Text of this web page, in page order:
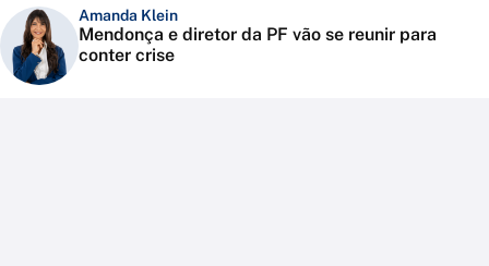
Amanda Klein
Mendonça e diretor da PF vão se reunir para
conter crise